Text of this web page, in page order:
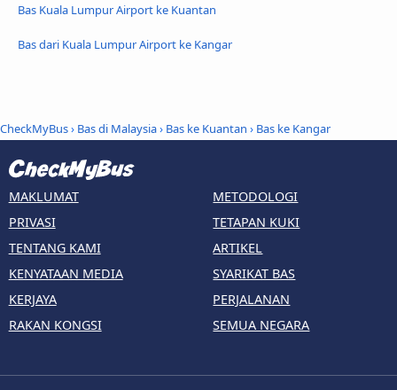
Bas Kuala Lumpur Airport ke Kuantan
Bas dari Kuala Lumpur Airport ke Kangar
CheckMyBus› Bas di Malaysia› Bas ke Kuantan › Bas ke Kangar
MAKLUMAT
PRIVASI
TENTANG KAMI
KENYATAAN MEDIA
KERJAYA
RAKAN KONGSI
METODOLOGI
TETAPAN KUKI
ARTIKEL
SYARIKAT BAS
PERJALANAN
SEMUA NEGARA